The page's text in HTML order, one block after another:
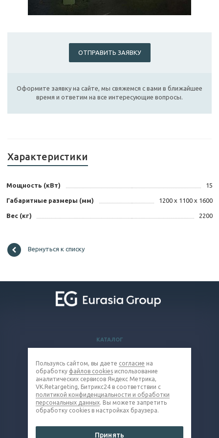
ОТПРАВИТЬ ЗАЯВКУ
Оформите заявку на сайте, мы свяжемся с вами в ближайшее
время и ответим на все интересующие вопросы.
Характеристики
Мощность (кВт) 15
Габаритные размеры (мм) 1200 х 1100 х 1600
Вес (кг) 2200
Вернуться к списку
© 2026 Все права защищены.
КАТАЛОГ
КОМПАНИЯ
КОНТАКТЫ
8 800 301-48-31
wire@eq-mail.ru
Пользуясь сайтом, вы даете согласие на
обработку файлов cookies использование
аналитических сервисов Яндекс Метрика,
VK.Retargeting, Битрикс24 в соответствии с
политикой конфиденциальности и обработки
персональных данных. Вы можете запретить
обработку cookies в настройках браузера.
Принять